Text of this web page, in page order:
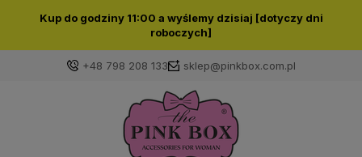
Kup do godziny 11:00 a wyślemy dzisiaj [dotyczy dni
roboczych]
+48 798 208 133 sklep@pinkbox.com.pl
Zaloguj się